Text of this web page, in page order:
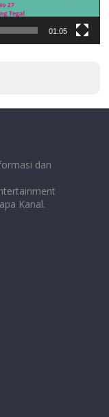
01:05
dan
Kanal.